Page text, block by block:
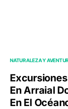
NATURALEZA Y
En Arraial
En El